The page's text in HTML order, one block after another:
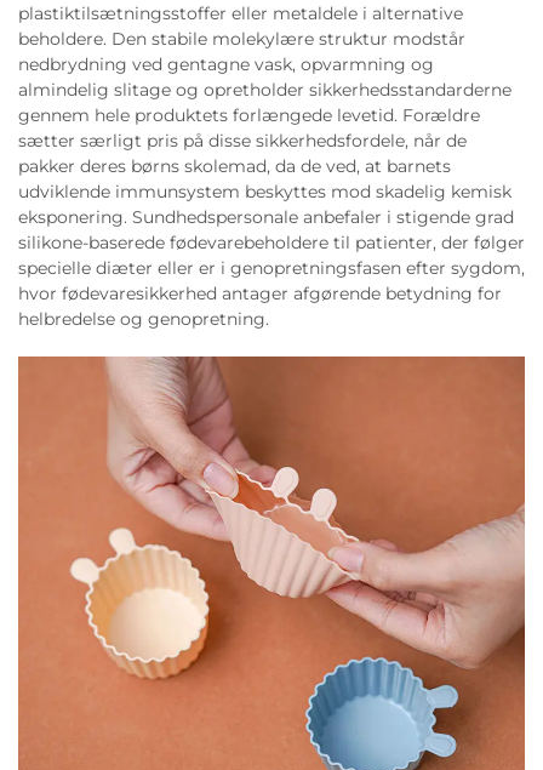
plastiktilsætningsstoffer eller metaldele i alternative
beholdere. Den stabile molekylære struktur modstår
nedbrydning ved gentagne vask, opvarmning og
almindelig slitage og opretholder sikkerhedsstandarderne
gennem hele produktets forlængede levetid. Forældre
sætter særligt pris på disse sikkerhedsfordele, når de
pakker deres børns skolemad, da de ved, at barnets
udviklende immunsystem beskyttes mod skadelig kemisk
eksponering. Sundhedspersonale anbefaler i stigende grad
silikone-baserede fødevarebeholdere til patienter, der følger
specielle diæter eller er i genopretningsfasen efter sygdom,
hvor fødevaresikkerhed antager afgørende betydning for
helbredelse og genopretning.